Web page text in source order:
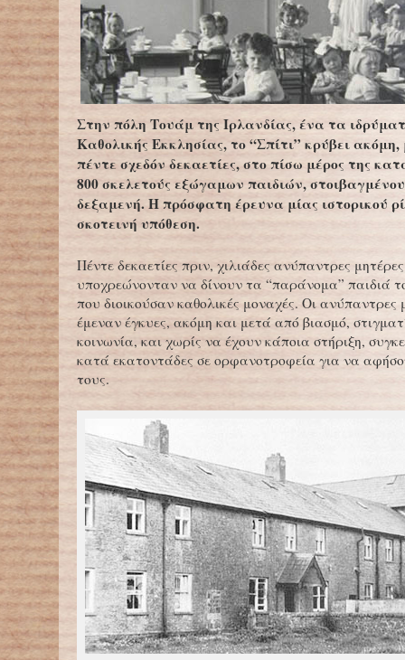
Στην πόλη Τουάμ της Ιρλανδίας, ένα τα
Καθολικής Εκκλησίας, το “Σπίτι” κρύβει
πέντε σχεδόν δεκαετίες, στο πίσω μέρος της
800 σκελετούς εξώγαμων παιδιών,
δεξαμενή. Η πρόσφατη έρευνα μίας ιστορικού
σκοτεινή υπόθεση.
Πέντε δεκαετίες πριν, χιλιάδες ανύπαντρες μητέρες
υποχρεώνονταν να δίνουν τα “παράνομα” παιδιά
που διοικούσαν καθολικές μοναχές. Οι ανύπαντρες
έμεναν έγκυες, ακόμη και μετά από βιασμό,
κοινωνία, και χωρίς να έχουν κάποια στήριξη,
κατά εκατοντάδες σε ορφανοτροφεία για να
τους.